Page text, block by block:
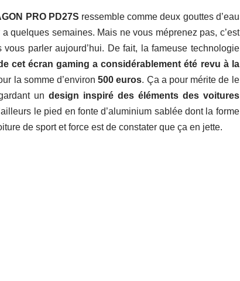
PRO PD27S ressemble comme deux gouttes d’eau
quelques semaines. Mais ne vous méprenez pas, c’est
vous parler aujourd’hui. De fait, la fameuse technologie
cet écran gaming a considérablement été revu à la
la somme d’environ500 euros. Ça a pour mérite de le
undesign inspiré des éléments des voitures
le pied en fonte d’aluminium sablée dont la forme
de sport et force est de constater que ça en jette.